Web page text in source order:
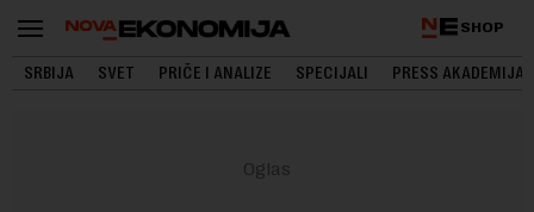
SHOP
SRBIJA SVET PRIČE I ANALIZE SPECIJALI PRESS AKADEMIJA